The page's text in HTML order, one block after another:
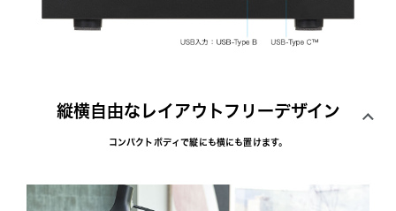
縦横自由なレイアウトフリーデザイン
コンパクトボディで縦にも横にも置けます。